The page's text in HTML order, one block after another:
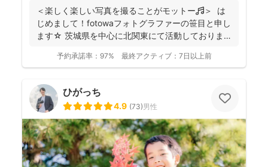
＜楽しく楽しい写真を撮ることがモットー🎵＞ は
じめまして！fotowaフォトグラファーの笹目と申し
ます☆ 茨城県を中心に北関東にて活動しておりま
予約承諾率： 97% 最終アクティブ： 7日以上前
ひがっち
4.9 (73)男性